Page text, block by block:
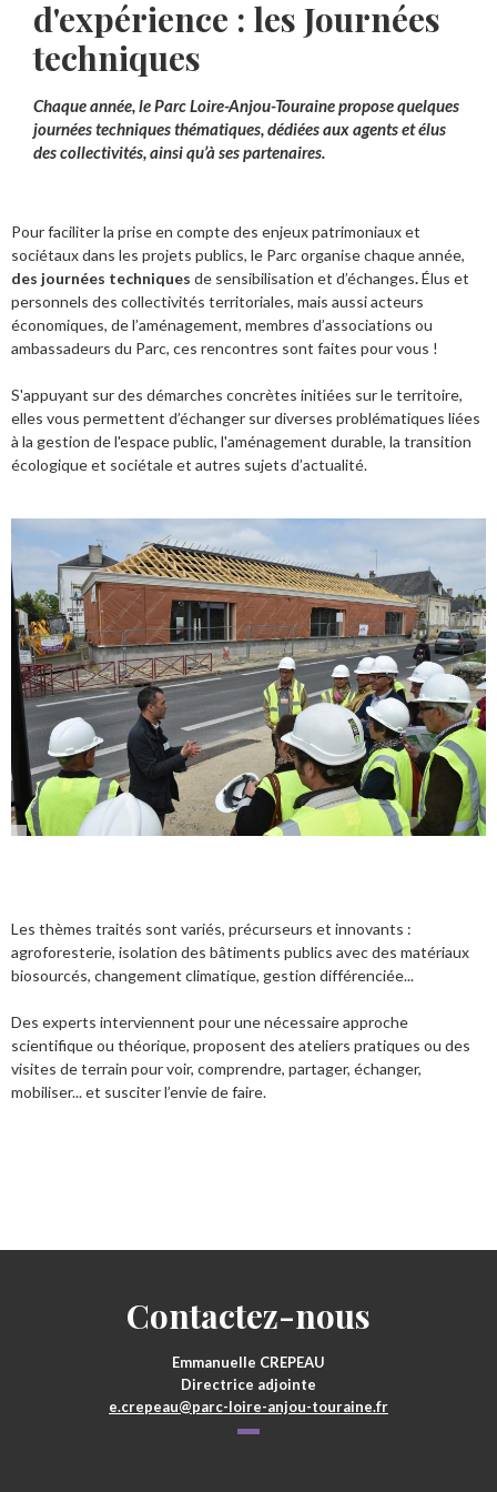
d'expérience : les Journées
techniques
Chaque année, le Parc Loire-Anjou-Touraine propose quelques
journées techniques thématiques, dédiées aux agents et élus
des collectivités, ainsi qu’à ses partenaires.
Pour faciliter la prise en compte des enjeux patrimoniaux et
sociétaux dans les projets publics, le Parc organise chaque année,
des journées techniques de sensibilisation et d’échanges.Élus et
personnels des collectivités territoriales, mais aussi acteurs
économiques, de l’aménagement, membres d’associations ou
ambassadeurs du Parc, ces rencontres sont faites pour vous !
S'appuyant sur des démarches concrètes initiées sur le territoire,
elles vous permettent d’échanger sur diverses problématiques liées
à la gestion de l'espace public, l'aménagement durable, la transition
écologique et sociétale et autres sujets d’actualité.
Les thèmes traités sont variés, précurseurs et innovants :
agroforesterie, isolation des bâtiments publics avec des matériaux
biosourcés, changement climatique, gestion différenciée...
Des experts interviennent pour une nécessaire approche
scientifique ou théorique, proposent des ateliers pratiques ou des
visites de terrain pour voir, comprendre, partager, échanger,
mobiliser... et susciter l’envie de faire.
Contactez-nous
Emmanuelle CREPEAU
Directrice adjointe
e.crepeau@parc-loire-anjou-touraine.fr